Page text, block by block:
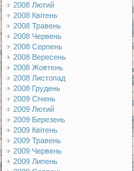
2008 Лютий
2008 Квітень
2008 Травень
2008 Червень
2008 Серпень
2008 Вересень
2008 Жовтень
2008 Листопад
2008 Грудень
2009 Січень
2009 Лютий
2009 Березень
2009 Квітень
2009 Травень
2009 Червень
2009 Липень